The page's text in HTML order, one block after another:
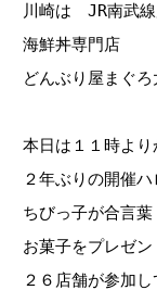
川崎は JR南武
海鮮丼専門店
どんぶり屋まぐ
本日は１１時よ
２年ぶりの開催
ちびっ子が合言
お菓子をプレゼン
２６店舗が参加